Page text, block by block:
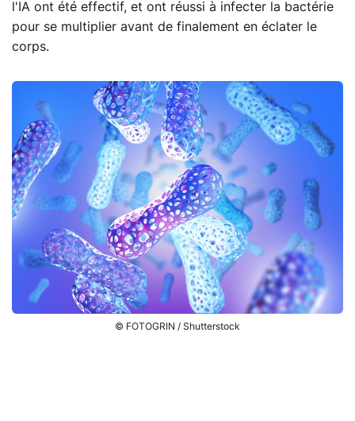
l'IA ont été effectif, et ont réussi à infecter la bactérie
pour se multiplier avant de finalement en éclater le
corps.
© FOTOGRIN / Shutterstock